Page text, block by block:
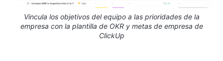
Vincula los objetivos del equipo a las prioridades de la
empresa con la plantilla de OKR y metas de empresa de
ClickUp